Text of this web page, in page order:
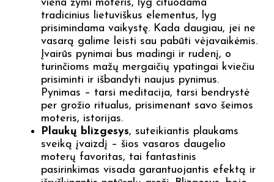
viena žymi moteris, lyg cituodama
tradicinius lietuviškus elementus, lyg
prisimindama vaikystę. Kada daugiau, jei ne
vasarą galime leisti sau pabūti vėjavaikėmis.
Įvairūs pynimai bus madingi ir rudenį, o
turinčioms mažų mergaičių ypatingai kviečiu
prisiminti ir išbandyti naujus pynimus.
Pynimas – tarsi meditacija, tarsi bendrystė
per grožio ritualus, prisimenant savo šeimos
moteris, istorijas.
Plaukų blizgesys, suteikiantis plaukams
sveiką įvaizdį – šios vasaros daugelio
moterų favoritas, tai fantastinis
pasirinkimas visada garantuojantis efektą ir